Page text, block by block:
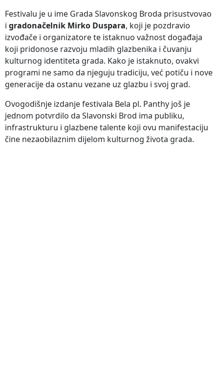
Festivalu je u ime Grada Slavonskog Broda prisustvovao
i gradonačelnik Mirko Duspara, koji je pozdravio
izvođače i organizatore te istaknuo važnost događaja
koji pridonose razvoju mladih glazbenika i čuvanju
kulturnog identiteta grada. Kako je istaknuto, ovakvi
programi ne samo da njeguju tradiciju, već potiču i nove
generacije da ostanu vezane uz glazbu i svoj grad.
Ovogodišnje izdanje festivala Bela pl. Panthy još je
jednom potvrdilo da Slavonski Brod ima publiku,
infrastrukturu i glazbene talente koji ovu manifestaciju
čine nezaobilaznim dijelom kulturnog života grada.